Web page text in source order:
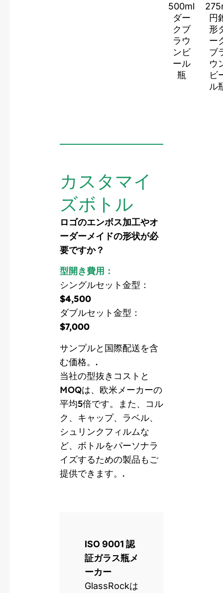
500ml
ダー
クブ
ラウ
ンビ
ール
瓶
円
形
ー
ブ
ウ
ビ
ル
カスタマイ
ズボトル
ロゴのエンボス加工やオ
ーダーメイドの形状が必
要ですか？
型開き費用：
シングルセット金型：
$4,500
ダブルセット金型：
$7,000
サンプルと国際配送を含
む価格。.
当社の型抜きコストと
MOQは、欧米メーカーの
平均5倍です。また、コル
ク、キャップ、ラベル、
シュリンクフィルムな
ど、ボトルをパーソナラ
イズするための製品もご
提供できます。.
ISO 9001 認
証ガラス瓶メ
ーカー
GlassRockは